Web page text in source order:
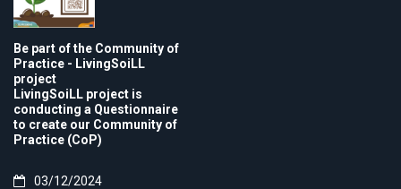
Be part of the Community of
Practice - LivingSoiLL
project
LivingSoiLL project is
conducting a Questionnaire
to create our Community of
Practice (CoP)
03/12/2024